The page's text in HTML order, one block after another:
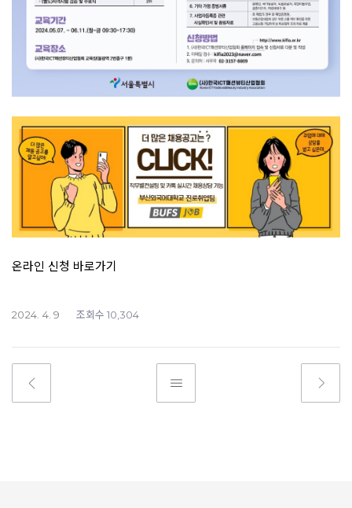
온라인 신청 바로가기
2024. 4. 9 조회수 10,304